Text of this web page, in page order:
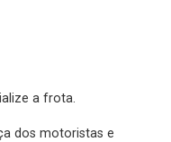
a frota.
dos motoristas e